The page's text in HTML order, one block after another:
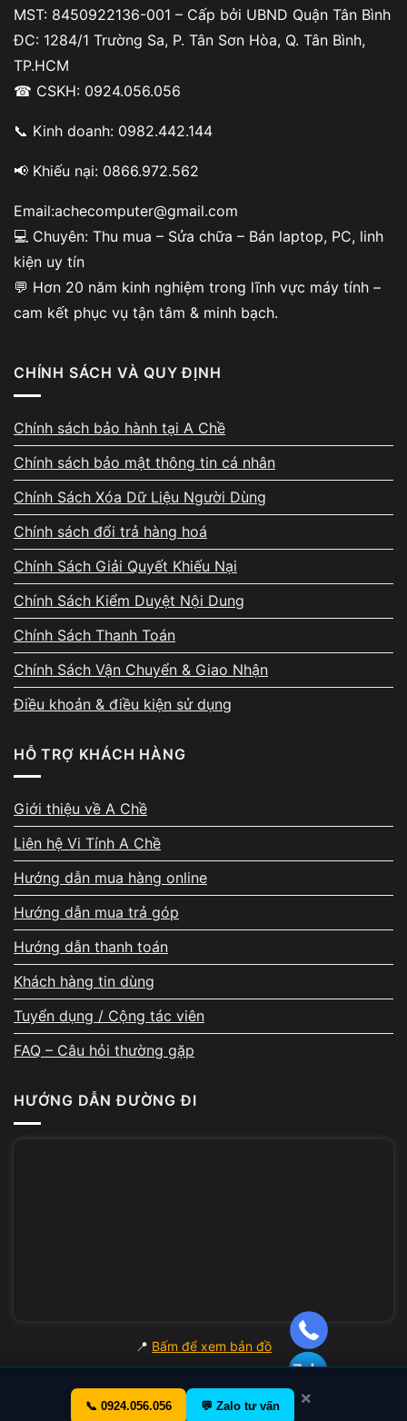
MST: 8450922136-001 – Cấp bởi UBND Quận Tân Bình
ĐC: 1284/1 Trường Sa, P. Tân Sơn Hòa, Q. Tân Bình,
TP.HCM
☎ CSKH: 0924.056.056
📞 Kinh doanh: 0982.442.144
📢 Khiếu nại: 0866.972.562
Email:achecomputer@gmail.com
💻 Chuyên: Thu mua – Sửa chữa – Bán laptop, PC, linh
kiện uy tín
💬 Hơn 20 năm kinh nghiệm trong lĩnh vực máy tính –
cam kết phục vụ tận tâm & minh bạch.
CHÍNH SÁCH VÀ QUY ĐỊNH
Chính sách bảo hành tại A Chề
Chính sách bảo mật thông tin cá nhân
Chính Sách Xóa Dữ Liệu Người Dùng
Chính sách đổi trả hàng hoá
Chính Sách Giải Quyết Khiếu Nại
Chính Sách Kiểm Duyệt Nội Dung
Chính Sách Thanh Toán
Chính Sách Vận Chuyển & Giao Nhận
Điều khoản & điều kiện sử dụng
HỖ TRỢ KHÁCH HÀNG
Giới thiệu về A Chề
Liên hệ Vi Tính A Chề
Hướng dẫn mua hàng online
Hướng dẫn mua trả góp
Hướng dẫn thanh toán
Khách hàng tin dùng
Tuyển dụng / Cộng tác viên
FAQ – Câu hỏi thường gặp
HƯỚNG DẪN ĐƯỜNG ĐI
📍 Bấm để xem bản đồ
📞 0924.056.056 💬 Zalo tư vấn ×